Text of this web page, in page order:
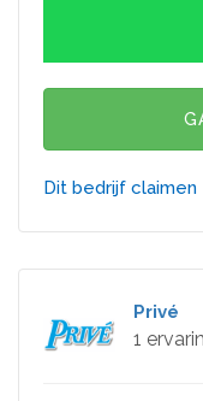
Dit bedrijf claimen
Privé
1